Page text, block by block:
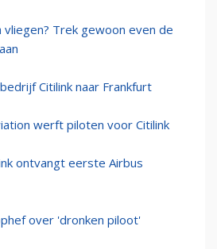
Trek gewoon even de
Citilink naar Frankfurt
werft piloten voor Citilink
ontvangt eerste Airbus
over 'dronken piloot'